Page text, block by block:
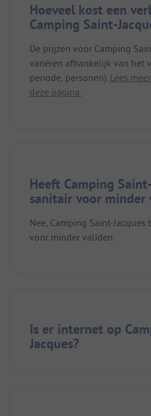
Hoeveel kost een
Camping Saint-
De prijzen voor Camping
variëren afhankelijk van het
periode, personen). Lees
deze pagina.
Heeft Camping
sanitair voor minder
Nee, Camping Saint-
voor minder validen.
Is er internet op
Jacques?